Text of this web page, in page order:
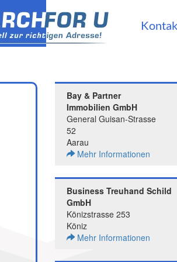
Bay & Partner
Immobilien GmbH
General Guisan-Strasse
52
Aarau
Mehr Informationen
Business Treuhand Schild
GmbH
Könizstrasse 253
Köniz
Mehr Informationen